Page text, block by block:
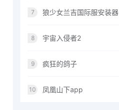
7 狼少女兰吉国际服安装器
8 宇宙入侵者2
9 疯狂的鸽子
10 凤凰山下app